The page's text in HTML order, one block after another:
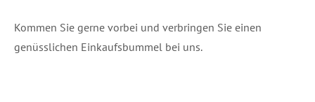
Kom­men Sie ger­ne vor­bei und ver­brin­gen Sie einen
genüss­li­chen Ein­kaufs­bum­mel bei uns.